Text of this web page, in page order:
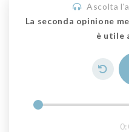
Ascolta
La seconda opinione
è utile